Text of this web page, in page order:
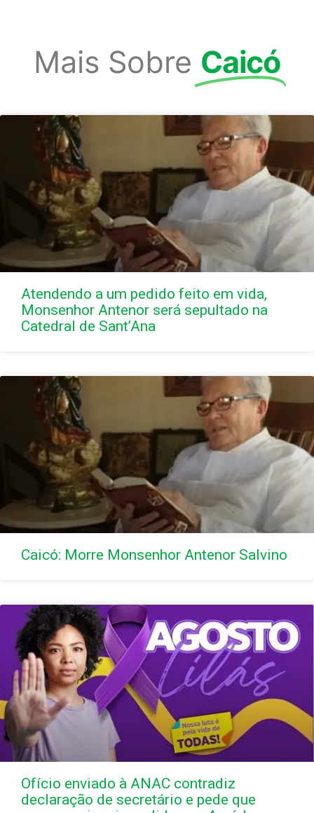
Mais Sobre Caicó
Atendendo a um pedido feito em vida,
Monsenhor Antenor será sepultado na
Catedral de Sant’Ana
Caicó: Morre Monsenhor Antenor Salvino
Ofício enviado à ANAC contradiz
declaração de secretário e pede que